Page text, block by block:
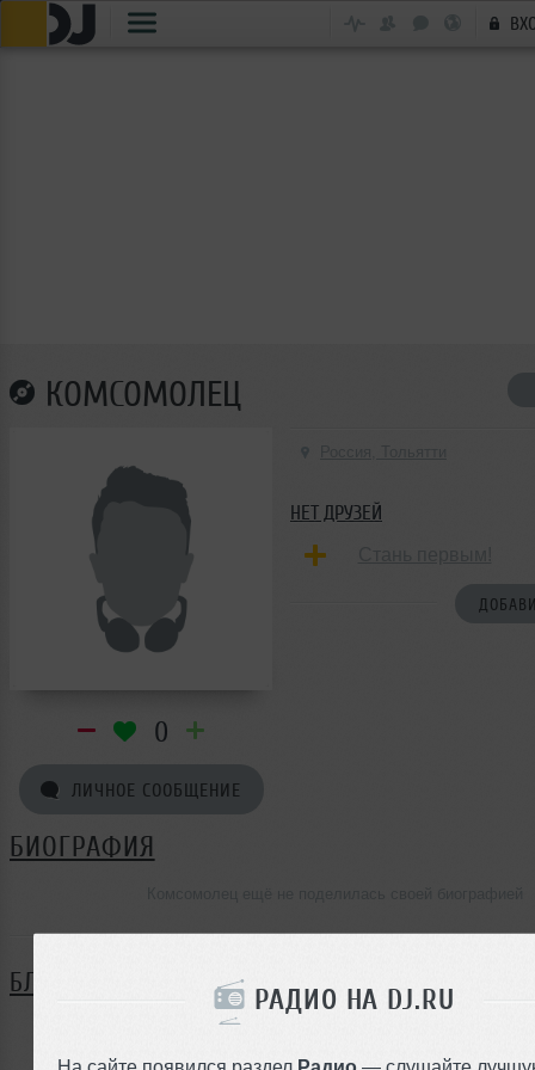
РАДИО НА DJ.RU
На сайте появился раздел Радио — слушайте
КОМСОМОЛЕЦ
0
ЛИЧНОЕ СООБЩЕНИЕ
НЕТ ДРУЗЕЙ
БИОГРАФИЯ
БЛОГ